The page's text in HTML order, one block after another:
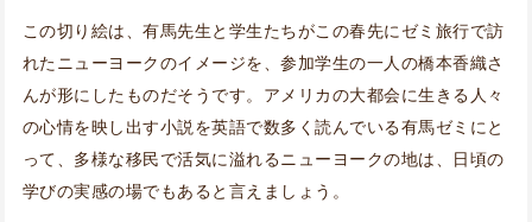
この切り絵は、有馬先生と学生たちがこの春先にゼミ旅行で訪
れたニューヨークのイメージを、参加学生の一人の橋本香織さ
んが形にしたものだそうです。アメリカの大都会に生きる人々
の心情を映し出す小説を英語で数多く読んでいる有馬ゼミにと
って、多様な移民で活気に溢れるニューヨークの地は、日頃の
学びの実感の場でもあると言えましょう。